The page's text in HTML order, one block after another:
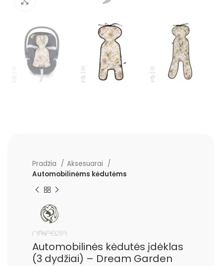
Pradžia
Aksesuarai
Automobilinėms kėdutėms
Automobilinės kėdutės įdėklas
(3 dydžiai) – Dream Garden